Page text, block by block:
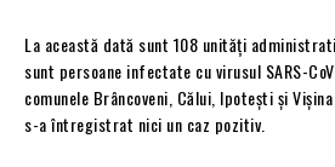
La această dată sunt 108 unități
sunt persoane infectate cu virusul SARS-
comunele Brâncoveni, Călui, Ipotești și
s-a întregistrat nici un caz pozitiv.